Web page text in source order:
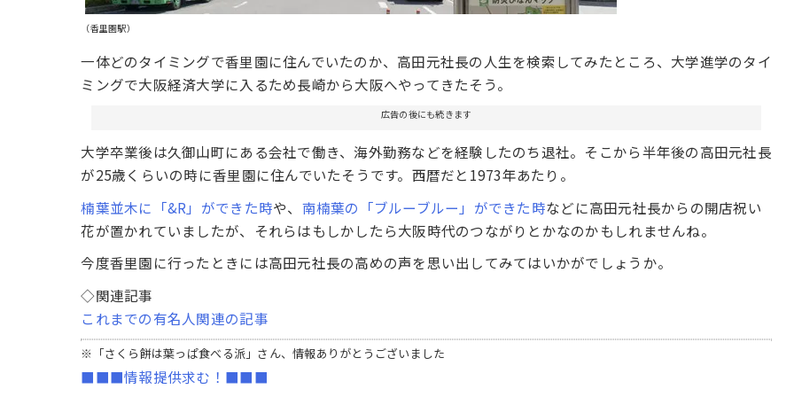
（香里園駅）
一体どのタイミングで香里園に住んでいたのか、高田元社長の人生を検索してみたところ、大学進学のタイ
ミングで大阪経済大学に入るため長崎から大阪へやってきたそう。
広告の後にも続きます
大学卒業後は久御山町にある会社で働き、海外勤務などを経験したのち退社。そこから半年後の高田元社長
が25歳くらいの時に香里園に住んでいたそうです。西暦だと1973年あたり。
楠葉並木に「&R」ができた時や、 南楠葉の「ブルーブルー」ができた時などに高田元社長からの開店祝い
花が置かれていましたが、それらはもしかしたら大阪時代のつながりとかなのかもしれませんね。
今度香里園に行ったときには高田元社長の高めの声を思い出してみてはいかがでしょうか。
◇関連記事
これまでの有名人関連の記事
※「さくら餅は葉っぱ食べる派」さん、情報ありがとうございました
■■■情報提供求む！■■■